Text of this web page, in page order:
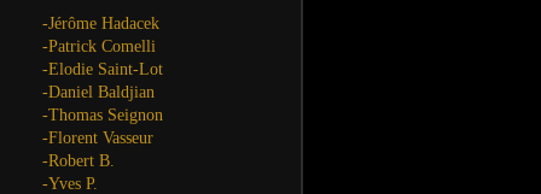
-Jérôme Hadacek
-Patrick Comelli
-Elodie Saint-Lot
-Daniel Baldjian
-Thomas Seignon
-Florent Vasseur
-Robert B.
-Yves P.